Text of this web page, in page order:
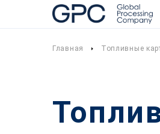
Главная Топливные